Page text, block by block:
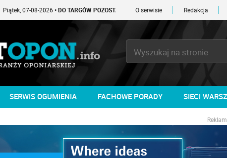
08-2026• DO TARGÓW POZOSTAŁO -1 DNI O serwisie Redakcja
SERWIS OGUMIENIA FACHOWE PORADY SIECI